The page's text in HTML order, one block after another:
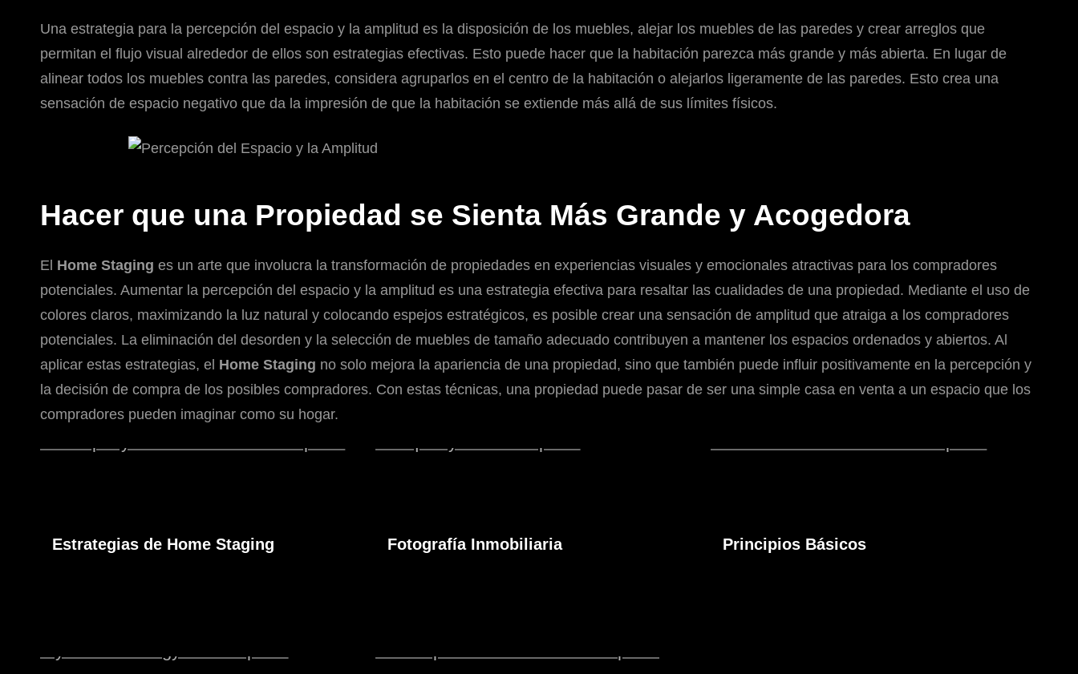
Una estrategia para la percepción del espacio y la amplitud es la disposición de los muebles, alejar los muebles de las paredes y crear arreglos que
permitan el flujo visual alrededor de ellos son estrategias efectivas. Esto puede hacer que la habitación parezca más grande y más abierta. En lugar de
alinear todos los muebles contra las paredes, considera agruparlos en el centro de la habitación o alejarlos ligeramente de las paredes. Esto crea una
sensación de espacio negativo que da la impresión de que la habitación se extiende más allá de sus límites físicos.
Hacer que una Propiedad se Sienta Más Grande y Acogedora
El Home Staging es un arte que involucra la transformación de propiedades en experiencias visuales y emocionales atractivas para los compradores
potenciales. Aumentar la percepción del espacio y la amplitud es una estrategia efectiva para resaltar las cualidades de una propiedad. Mediante el uso de
colores claros, maximizando la luz natural y colocando espejos estratégicos, es posible crear una sensación de amplitud que atraiga a los compradores
potenciales. La eliminación del desorden y la selección de muebles de tamaño adecuado contribuyen a mantener los espacios ordenados y abiertos. Al
aplicar estas estrategias, el Home Staging no solo mejora la apariencia de una propiedad, sino que también puede influir positivamente en la percepción y
la decisión de compra de los posibles compradores. Con estas técnicas, una propiedad puede pasar de ser una simple casa en venta a un espacio que los
compradores pueden imaginar como su hogar.
Estrategias de Home Staging Fotografía Inmobiliaria Principios Básicos